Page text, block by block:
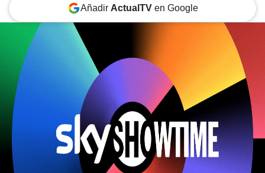
Añadir ActualTVen Google